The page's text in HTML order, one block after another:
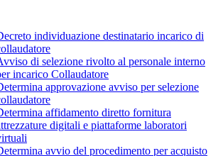
individuazione destinatario incarico di
di selezione rivolto al personale interno
incarico Collaudatore
approvazione avviso per selezione
affidamento diretto fornitura
digitali e piattaforme laboratori
avvio del procedimento per acquisto